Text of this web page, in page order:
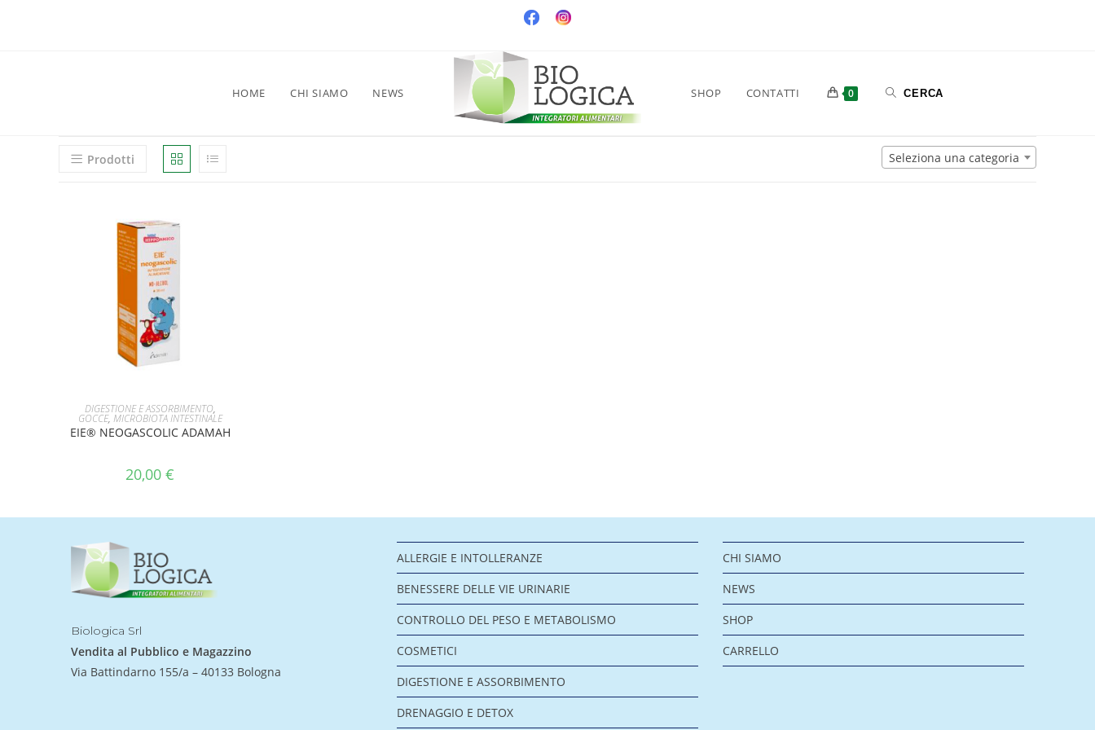
HOME CHI SIAMO NEWS SHOP CONTATTI 0
Seleziona una categoria
Prodotti
AGGIUNGI AL CARRELLO
DIGESTIONE E ASSORBIMENTO,
GOCCE, MICROBIOTA INTESTINALE
EIE® NEOGASCOLIC ADAMAH
20,00 €
Biologica Srl
Vendita al Pubblico e Magazzino
Via Battindarno 155/a – 40133 Bologna
ALLERGIE E INTOLLERANZE
BENESSERE DELLE VIE URINARIE
CONTROLLO DEL PESO E METABOLISMO
COSMETICI
DIGESTIONE E ASSORBIMENTO
DRENAGGIO E DETOX
CHI SIAMO
NEWS
SHOP
CARRELLO